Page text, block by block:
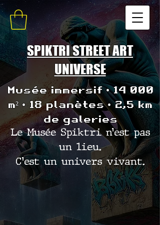
SPIKTRI STREET ART
UNIVERSE
Musée immersif • 14 000
m² • 18 planètes • 2,5 km
de galeries
Le Musée Spiktri n’est pas
un lieu.
C’est un univers vivant.